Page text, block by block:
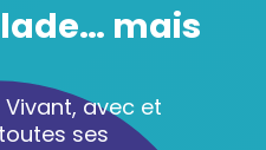
mais
avec et
ses